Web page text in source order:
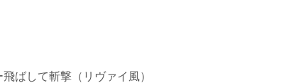
ばして斬撃（リヴァイ風）